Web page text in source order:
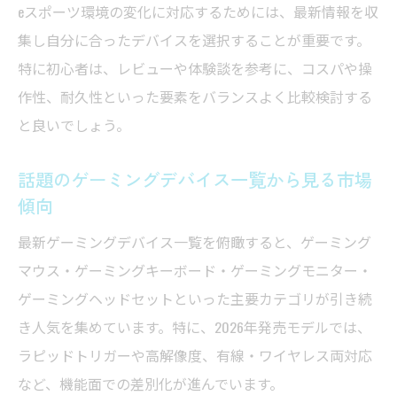
高性能ゲーミングデバイスが叶える快適な
操作性
最新ゲーミングデバイスでプレイ環境を徹
術を紹介
定基準
話題のゲーミングデバイス情報で環境アッ
プデート
ゲーミングマウスやキーボードの進化ポイント
最新ゲーミングマウスの進化がもたらす新
体験
eスポーツ環境の変化に対応するためには、最新情報を収
集し自分に合ったデバイスを選択することが重要です。
特に初心者は、レビューや体験談を参考に、コスパや操
作性、耐久性といった要素をバランスよく比較検討する
と良いでしょう。
話題のゲーミングデバイス一覧から見る市場
傾向
最新ゲーミングデバイス一覧を俯瞰すると、ゲーミング
マウス・ゲーミングキーボード・ゲーミングモニター・
ゲーミングヘッドセットといった主要カテゴリが引き続
き人気を集めています。特に、2026年発売モデルでは、
ラピッドトリガーや高解像度、有線・ワイヤレス両対応
など、機能面での差別化が進んでいます。